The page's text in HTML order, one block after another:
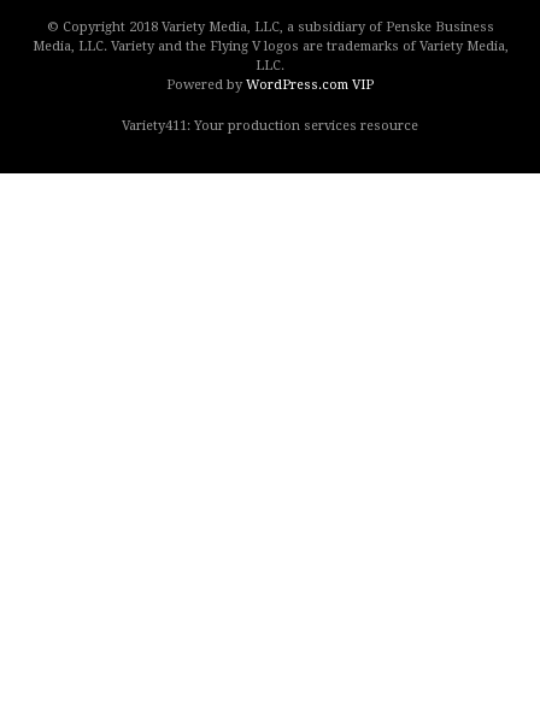
© Copyright 2018 Variety Media, LLC, a subsidiary of Penske Business
Media, LLC. Variety and the Flying V logos are trademarks of Variety Media,
LLC.
Powered by WordPress.com VIP
Variety411: Your production services resource